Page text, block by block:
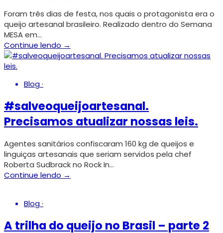
Foram três dias de festa, nos quais o protagonista era o
queijo artesanal brasileiro. Realizado dentro do Semana
MESA em…
Continue lendo →
Blog·
#salveoqueijoartesanal.
Precisamos atualizar nossas leis.
Agentes sanitários confiscaram 160 kg de queijos e
linguiças artesanais que seriam servidos pela chef
Roberta Sudbrack no Rock In…
Continue lendo →
Blog·
A trilha do queijo no Brasil – parte 2